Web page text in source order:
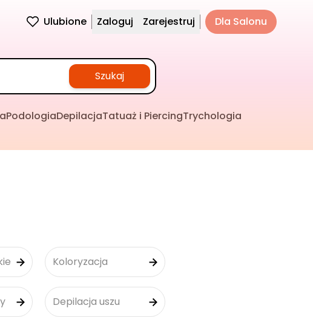
Ulubione Zaloguj Zarejestruj Dla Salonu
Szukaj
PodologiaDepilacjaTatuaż i PiercingTrychologia
Koloryzacja
Depilacja uszu